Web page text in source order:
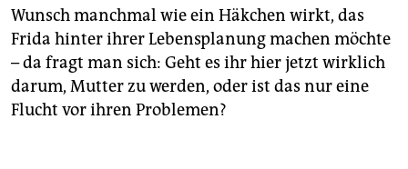
Wunsch manchmal wie ein Häkchen wirkt, das
Frida hinter ihrer Lebensplanung machen möchte
– da fragt man sich: Geht es ihr hier jetzt wirklich
darum, Mutter zu werden, oder ist das nur eine
Flucht vor ihren Problemen?